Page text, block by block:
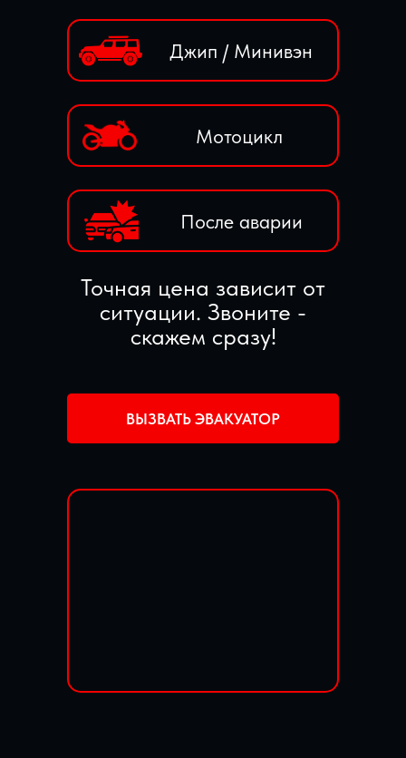
Точная цена зависит от
ситуации. Звоните -
скажем сразу!
Мотоцикл
Джип / Минивэн
После аварии
ВЫЗВАТЬ ЭВАКУАТОР